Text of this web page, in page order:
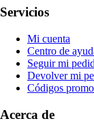
Servicios
Mi cuenta
Centro de
Seguir mi
Devolver mi
Códigos
Acerca de